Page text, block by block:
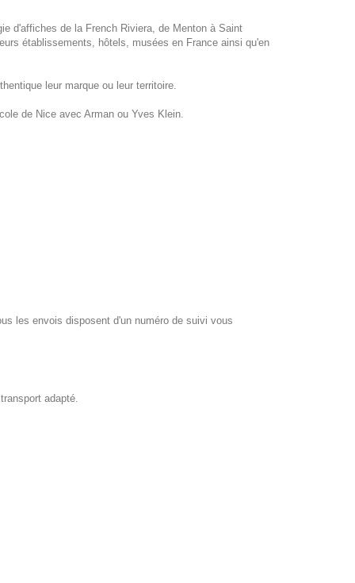
d'affiches de la French Riviera, de Menton à Saint
établissements, hôtels, musées en France ainsi qu'en
leur marque ou leur territoire.
de Nice avec Arman ou Yves Klein.
les envois disposent d'un numéro de suivi vous
adapté.